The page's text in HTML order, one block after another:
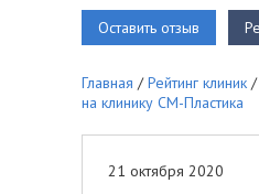
Оставить отзыв
Главная /Рейтинг клиник /
на клинику СМ-Пластика
21 октября 2020